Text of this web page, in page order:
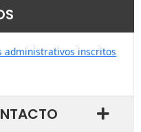
administrativos inscritos